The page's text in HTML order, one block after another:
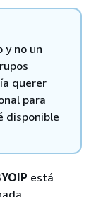
y no un
querer
para
disponible
está